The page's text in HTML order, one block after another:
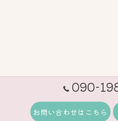
090-
お問い合わせはこちら